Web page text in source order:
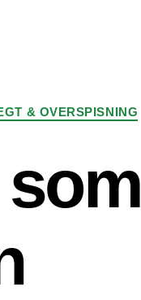
& OVERSPISNING